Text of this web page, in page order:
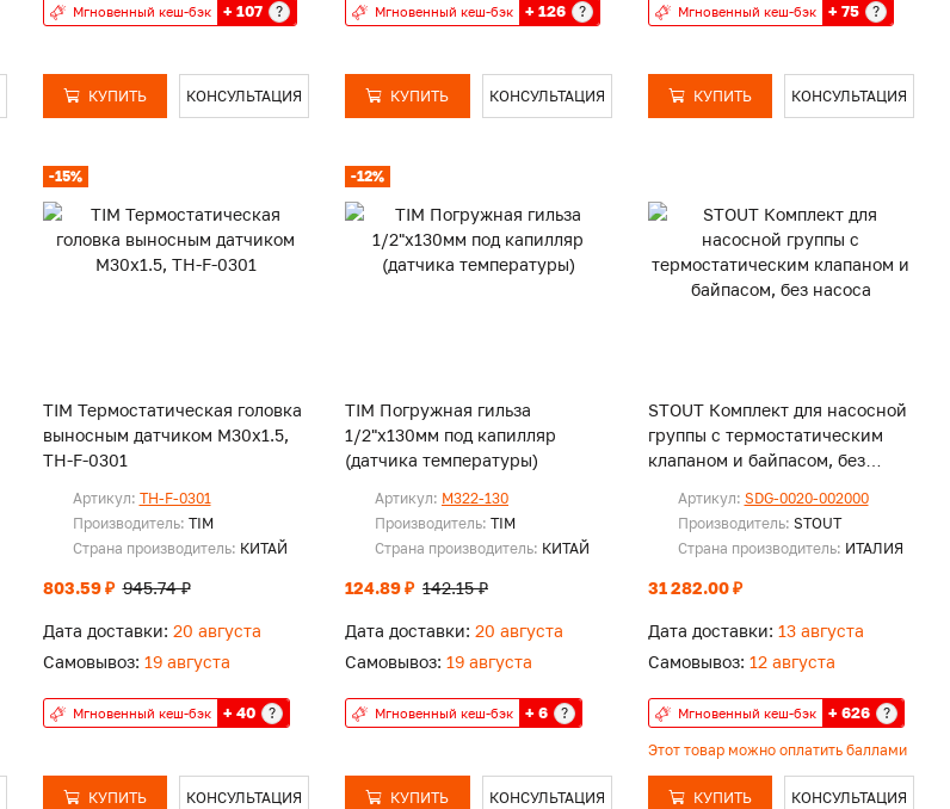
Мгновенный кеш-бэк + 107 ?
КУПИТЬ КОНСУЛЬТАЦИЯ
Мгновенный кеш-бэк + 126 ?
КУПИТЬ КОНСУЛЬТАЦИЯ
Мгновенный кеш-бэк + 75 ?
КУПИТЬ КОНСУЛЬТАЦИЯ
-15%
TIM Термостатическая головка
выносным датчиком M30х1.5,
TH-F-0301
Артикул: TH-F-0301
Производитель: TIM
Страна производитель: КИТАЙ
803.59 ₽ 945.74 ₽
Дата доставки: 20 августа
Самовывоз: 19 августа
Мгновенный кеш-бэк + 40 ?
КУПИТЬ КОНСУЛЬТАЦИЯ
-12%
TIM Погружная гильза
1/2"х130мм под капилляр
(датчика температуры)
Артикул: M322-130
Производитель: TIM
Страна производитель: КИТАЙ
124.89 ₽ 142.15 ₽
Дата доставки: 20 августа
Самовывоз: 19 августа
Мгновенный кеш-бэк + 6 ?
КУПИТЬ КОНСУЛЬТАЦИЯ
STOUT Комплект для насосной
группы с термостатическим
клапаном и байпасом, без
Артикул: SDG-0020-002000
Производитель: STOUT
Страна производитель: ИТАЛИЯ
31 282.00 ₽
Дата доставки: 13 августа
Самовывоз: 12 августа
Мгновенный кеш-бэк + 626 ?
Этот товар можно оплатить баллами
КУПИТЬ КОНСУЛЬТАЦИЯ